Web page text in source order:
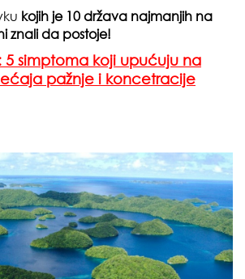
kojih je 10 država najmanjih na
znali da postoje!
5 simptoma koji upućuju na
pažnje i koncetracije